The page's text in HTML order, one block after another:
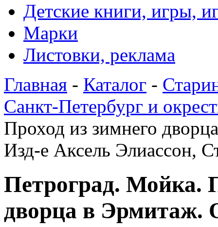
Детские книги, игры,
Марки
Листовки, реклама
Главная - Каталог -
Санкт-Петербург и
Проход из зимнего
Изд-е Аксель Элиассон,
Петроград. Мойка.
дворца в Эрмитаж.